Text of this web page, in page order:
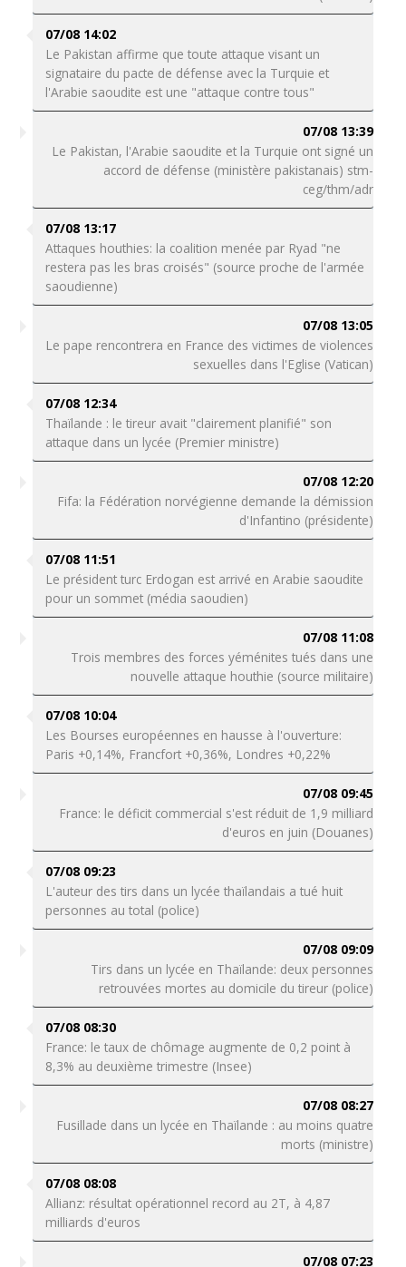
07/08 14:02
Le Pakistan affirme que toute attaque visant un
signataire du pacte de défense avec la Turquie et
l'Arabie saoudite est une "attaque contre tous"
07/08 13:39
Le Pakistan, l'Arabie saoudite et la Turquie ont signé un
accord de défense (ministère pakistanais) stm-
ceg/thm/adr
07/08 13:17
Attaques houthies: la coalition menée par Ryad "ne
restera pas les bras croisés" (source proche de l'armée
saoudienne)
07/08 13:05
Le pape rencontrera en France des victimes de violences
sexuelles dans l'Eglise (Vatican)
07/08 12:34
Thaïlande : le tireur avait "clairement planifié" son
attaque dans un lycée (Premier ministre)
07/08 12:20
Fifa: la Fédération norvégienne demande la démission
d'Infantino (présidente)
07/08 11:51
Le président turc Erdogan est arrivé en Arabie saoudite
pour un sommet (média saoudien)
07/08 11:08
Trois membres des forces yéménites tués dans une
nouvelle attaque houthie (source militaire)
07/08 10:04
Les Bourses européennes en hausse à l'ouverture:
Paris +0,14%, Francfort +0,36%, Londres +0,22%
07/08 09:45
France: le déficit commercial s'est réduit de 1,9 milliard
d'euros en juin (Douanes)
07/08 09:23
L'auteur des tirs dans un lycée thaïlandais a tué huit
personnes au total (police)
07/08 09:09
Tirs dans un lycée en Thaïlande: deux personnes
retrouvées mortes au domicile du tireur (police)
07/08 08:30
France: le taux de chômage augmente de 0,2 point à
8,3% au deuxième trimestre (Insee)
07/08 08:27
Fusillade dans un lycée en Thaïlande : au moins quatre
morts (ministre)
07/08 08:08
Allianz: résultat opérationnel record au 2T, à 4,87
milliards d'euros
07/08 07:23